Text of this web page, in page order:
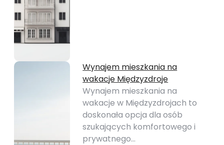
Wynajem mieszkania na
wakacje Międzyzdroje
Wynajem mieszkania na
wakacje w Międzyzdrojach to
doskonała opcja dla osób
szukających komfortowego i
prywatnego…